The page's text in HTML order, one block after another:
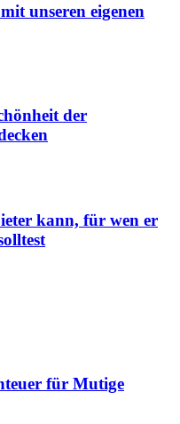
unseren eigenen
der
kann, für wen er
für Mutige